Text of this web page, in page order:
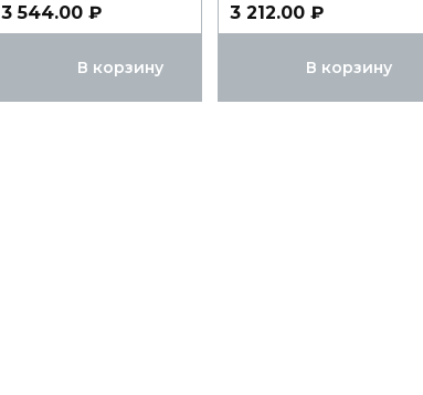
3 544.00 ₽
В корзину
3 212.00 ₽
В корзину